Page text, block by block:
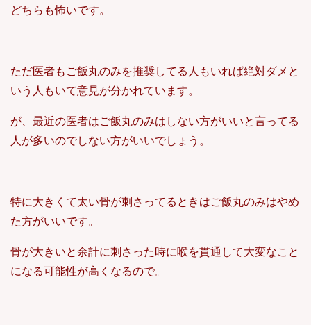
どちらも怖いです。
ただ医者もご飯丸のみを推奨してる人もいれば絶対ダメと
いう人もいて意見が分かれています。
が、最近の医者はご飯丸のみはしない方がいいと言ってる
人が多いのでしない方がいいでしょう。
特に大きくて太い骨が刺さってるときはご飯丸のみはやめ
た方がいいです。
骨が大きいと余計に刺さった時に喉を貫通して大変なこと
になる可能性が高くなるので。